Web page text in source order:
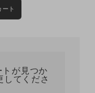
ート
が見つか
してくださ